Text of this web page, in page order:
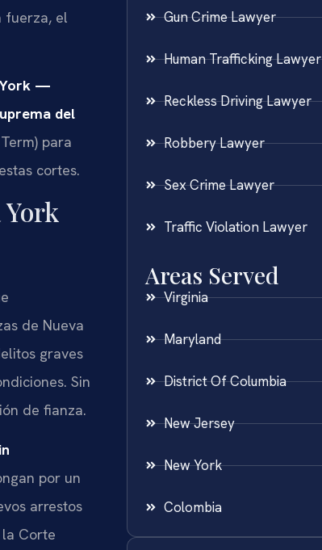
fuerza, el
York —
del
para
cortes.
de Nueva
graves
Sin
de fianza.
por un
arrestos
Corte
Gun Crime Lawyer
Human Trafficking Lawyer
Reckless Driving Lawyer
Robbery Lawyer
Sex Crime Lawyer
Traffic Violation Lawyer
Areas Served
Virginia
Maryland
District Of Columbia
New Jersey
New York
Colombia